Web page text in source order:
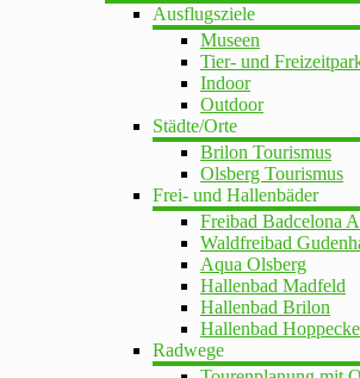
Ausflugsziele
Museen
Tier- und
Indoor
Outdoor
Städte/Orte
Brilon Tourismus
Olsberg Tourismus
Frei- und Hallenbäder
Freibad Badcelona
Waldfreibad
Aqua Olsberg
Hallenbad Madfeld
Hallenbad Brilon
Hallenbad Hoppecke
Radwege